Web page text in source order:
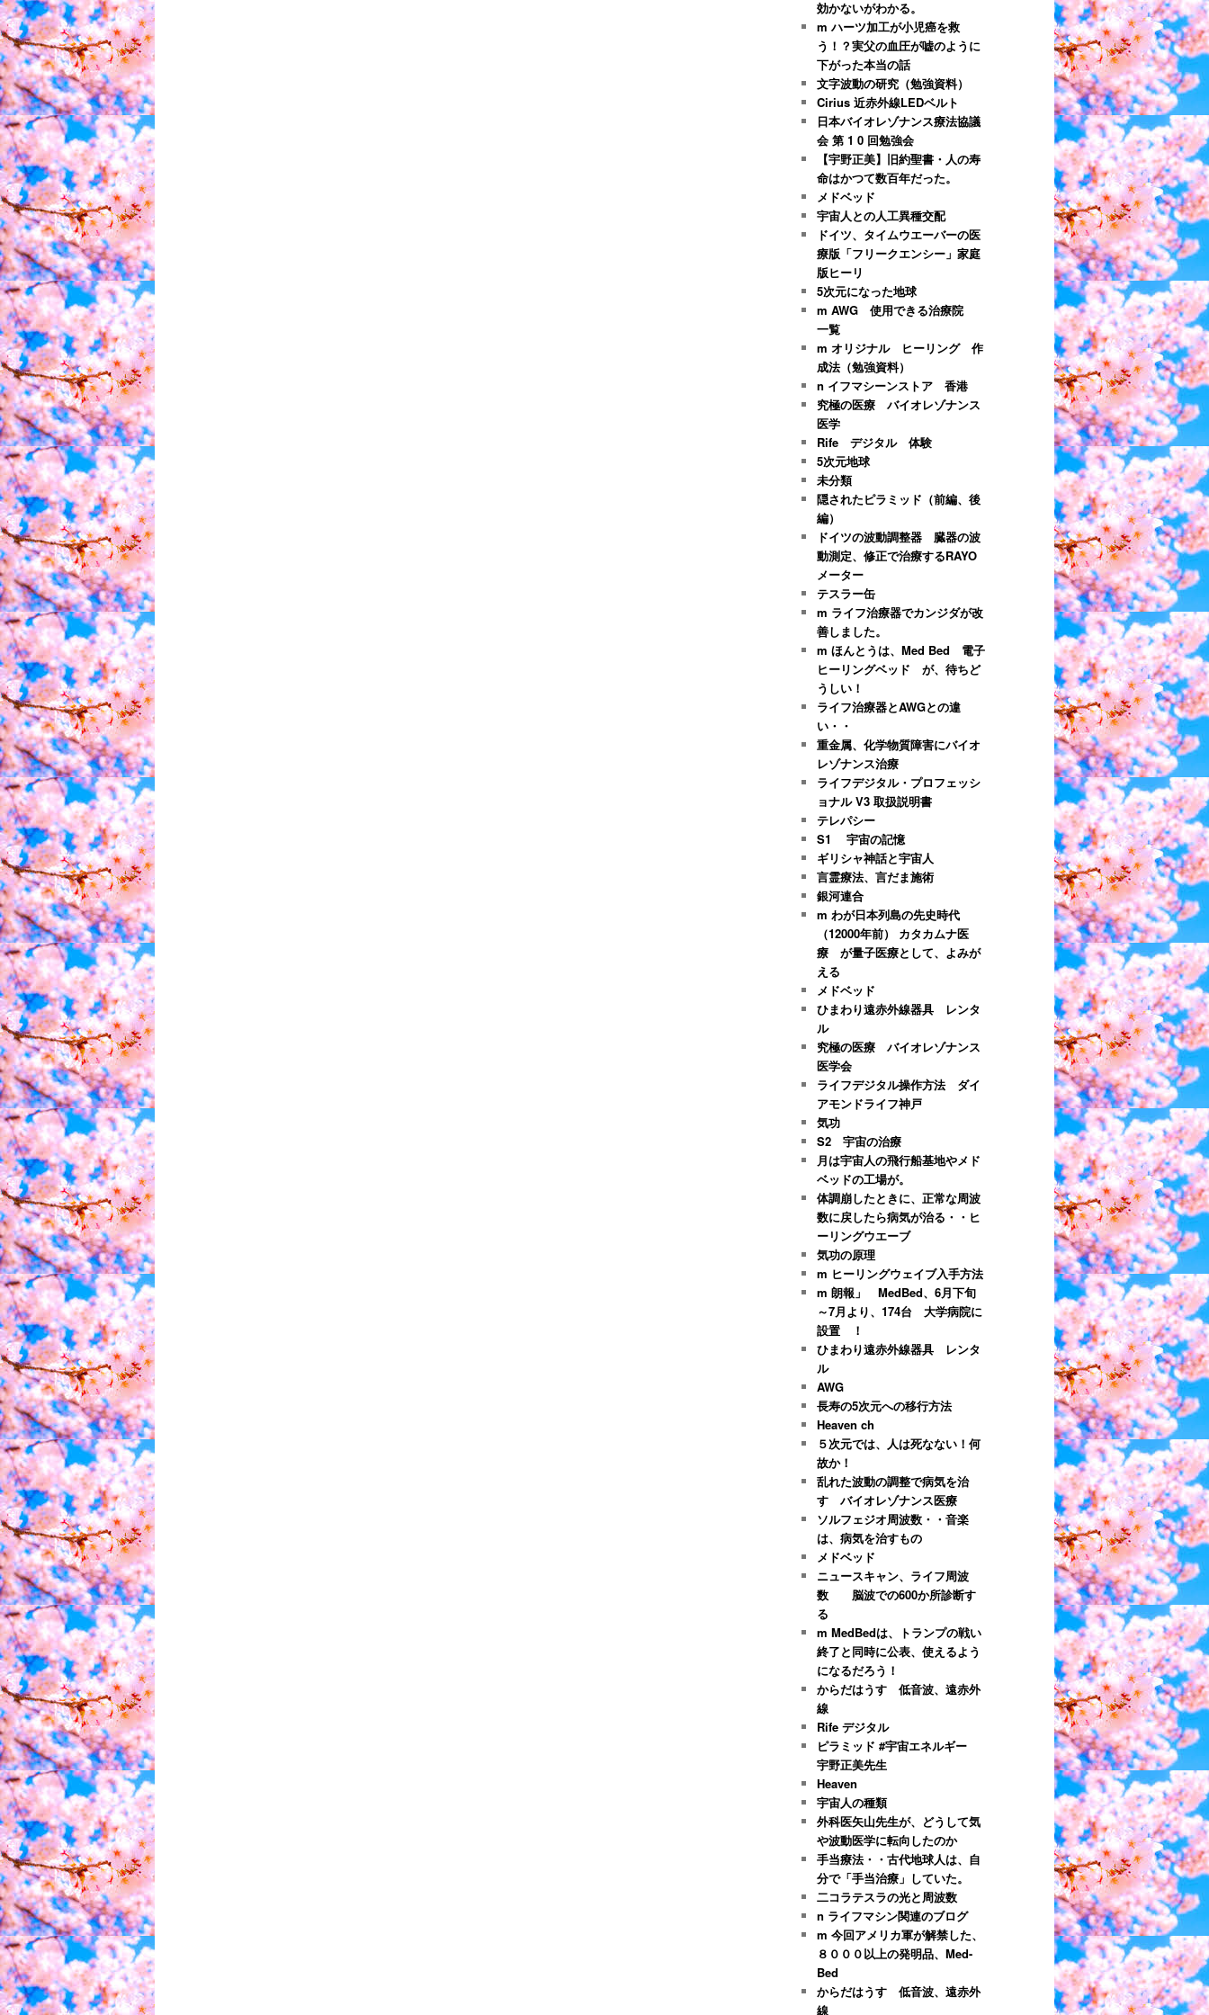
効かないがわかる。
m ハーツ加工が小児癌を救
う！？実父の血圧が嘘のように
下がった本当の話
文字波動の研究（勉強資料）
Cirius 近赤外線LEDベルト
日本バイオレゾナンス療法協議
会 第 1 0 回勉強会
【宇野正美】旧約聖書・人の寿
命はかつて数百年だった。
メドベッド
宇宙人との人工異種交配
ドイツ、タイムウエーバーの医
療版「フリークエンシー」家庭
版ヒーリ
5次元になった地球
m AWG 使用できる治療院
一覧
m オリジナル ヒーリング 作
成法（勉強資料）
n イフマシーンストア 香港
究極の医療 バイオレゾナンス
医学
Rife デジタル 体験
5次元地球
未分類
隠されたピラミッド（前編、後
編）
ドイツの波動調整器 臓器の波
動測定、修正で治療するRAYO
メーター
テスラー缶
m ライフ治療器でカンジダが改
善しました。
m ほんとうは、Med Bed 電子
ヒーリングベッド が、待ちど
うしい！
ライフ治療器とAWGとの違
い・・
重金属、化学物質障害にバイオ
レゾナンス治療
ライフデジタル・プロフェッシ
ョナル V3 取扱説明書
テレパシー
S1 宇宙の記憶
ギリシャ神話と宇宙人
言霊療法、言だま施術
銀河連合
m わが日本列島の先史時代
（12000年前） カタカムナ医
療 が量子医療として、よみが
える
メドベッド
ひまわり遠赤外線器具 レンタ
ル
究極の医療 バイオレゾナンス
医学会
ライフデジタル操作方法 ダイ
アモンドライフ神戸
気功
S2 宇宙の治療
月は宇宙人の飛行船基地やメド
ベッドの工場が。
体調崩したときに、正常な周波
数に戻したら病気が治る・・ヒ
ーリングウエーブ
気功の原理
m ヒーリングウェイブ入手方法
m 朗報」 MedBed、6月下旬
～7月より、174台 大学病院に
設置 ！
ひまわり遠赤外線器具 レンタ
ル
AWG
長寿の5次元への移行方法
Heaven ch
５次元では、人は死なない！何
故か！
乱れた波動の調整で病気を治
す バイオレゾナンス医療
ソルフェジオ周波数・・音楽
は、病気を治すもの
メドベッド
ニュースキャン、ライフ周波
数 脳波での600か所診断す
る
m MedBedは、トランプの戦い
終了と同時に公表、使えるよう
になるだろう！
からだはうす 低音波、遠赤外
線
Rife デジタル
ピラミッド #宇宙エネルギー
宇野正美先生
Heaven
宇宙人の種類
外科医矢山先生が、どうして気
や波動医学に転向したのか
手当療法・・古代地球人は、自
分で「手当治療」していた。
二コラテスラの光と周波数
n ライフマシン関連のブログ
m 今回アメリカ軍が解禁した、
８０００以上の発明品、Med-
Bed
からだはうす 低音波、遠赤外
線